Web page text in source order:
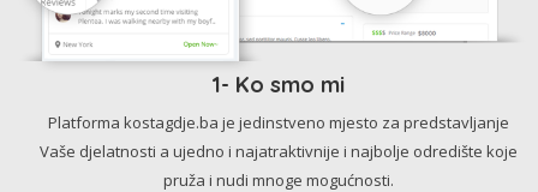
1- Ko smo mi
Platforma kostagdje.ba je jedinstveno mjesto za predstavljanje
Vaše djelatnosti a ujedno i najatraktivnije i najbolje odredište koje
pruža i nudi mnoge mogućnosti.